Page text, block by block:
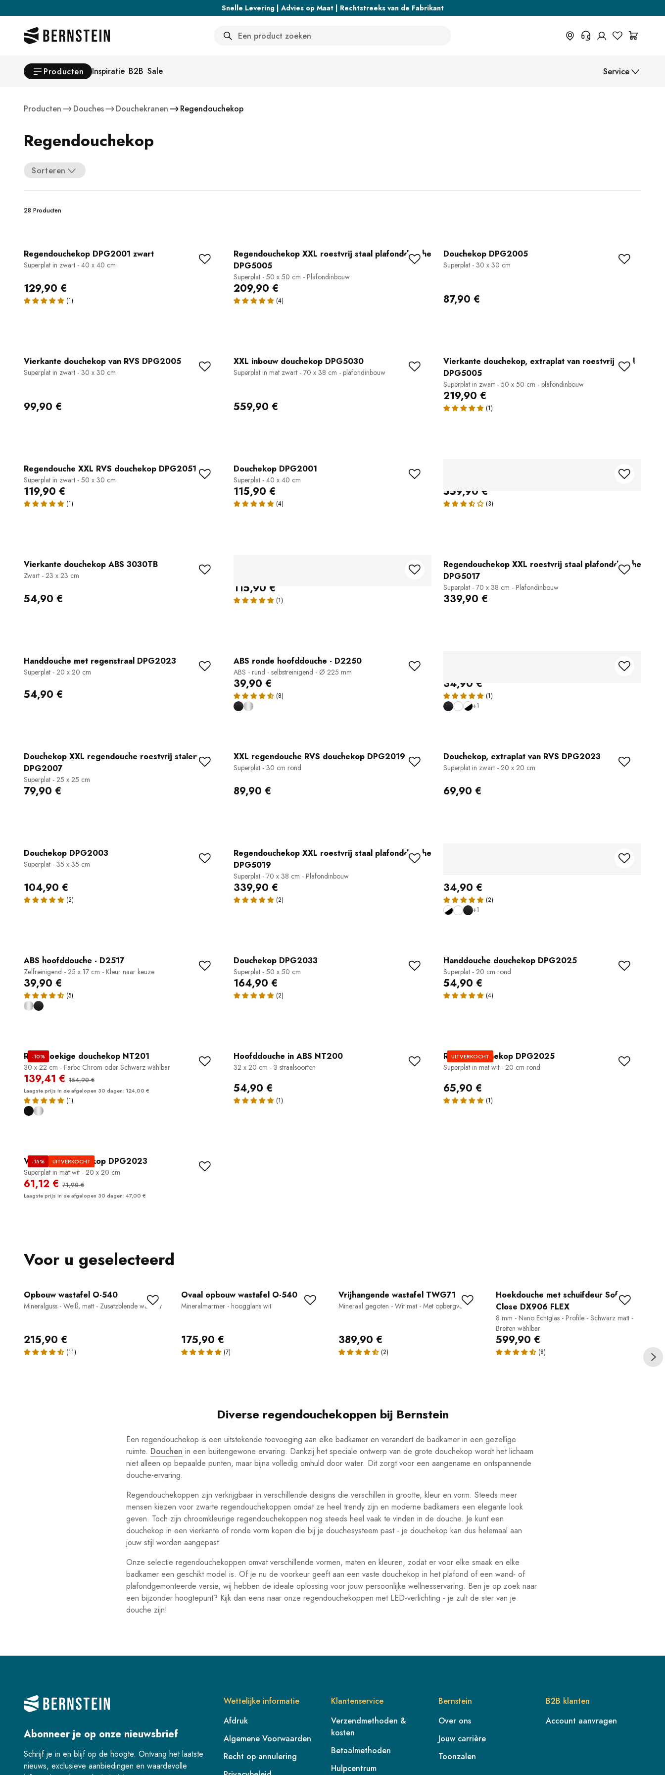
Snelle Levering | Advies op Maat | Rechtstreeks van de Fabrikant
Search
Producten Inspiratie B2B Sale Service
Producten Douches Douchekranen Regendouchekop
Regendouchekop
Sorteren
28 Producten
Regendouchekop DPG2001 zwart
Superplat in zwart - 40 x 40 cm
129,90 €
Regendouchekop XXL roestvrij staal plafonddouche
DPG5005
Superplat - 50 x 50 cm - Plafondinbouw
209,90 €
Douchekop DPG2005
Superplat - 30 x 30 cm
87,90 €
Vierkante douchekop van RVS DPG2005
Superplat in zwart - 30 x 30 cm
99,90 €
XXL inbouw douchekop DPG5030
Superplat in mat zwart - 70 x 38 cm - plafondinbouw
559,90 €
Vierkante douchekop, extraplat van roestvrij staal
DPG5005
Superplat in zwart - 50 x 50 cm - plafondinbouw
219,90 €
Regendouche XXL RVS douchekop DPG2051
Superplat in zwart - 50 x 30 cm
119,90 €
Douchekop DPG2001
Superplat - 40 x 40 cm
115,90 € 559,90 €
Vierkante douchekop ABS 3030TB
Zwart - 23 x 23 cm
54,90 €
115,90 €
Regendouchekop XXL roestvrij staal plafonddouche
DPG5017
Superplat - 70 x 38 cm - Plafondinbouw
339,90 €
Handdouche met regenstraal DPG2023
Superplat - 20 x 20 cm
54,90 €
ABS ronde hoofddouche - D2250
ABS - rund - selbstreinigend - Ø 225 mm
39,90 € 34,90 €
+1
Douchekop XXL regendouche roestvrij stalen
DPG2007
Superplat - 25 x 25 cm
79,90 €
XXL regendouche RVS douchekop DPG2019
Superplat - 30 cm rond
89,90 €
Douchekop, extraplat van RVS DPG2023
Superplat in zwart - 20 x 20 cm
69,90 €
Douchekop DPG2003
Superplat - 35 x 35 cm
104,90 €
Regendouchekop XXL roestvrij staal plafonddouche
DPG5019
Superplat - 70 x 38 cm - Plafondinbouw
339,90 € 34,90 €
+1
ABS hoofddouche - D2517
Zelfreinigend - 25 x 17 cm - Kleur naar keuze
39,90 €
Douchekop DPG2033
Superplat - 50 x 50 cm
164,90 €
Handdouche douchekop DPG2025
Superplat - 20 cm rond
54,90 €
-10%
Rechthoekige douchekop NT201
30 x 22 cm - Farbe Chrom oder Schwarz wählbar
139,41 € 154,90 €
Laagste prijs in de afgelopen 30 dagen: 124,00 €
Hoofddouche in ABS NT200
32 x 20 cm - 3 straalsoorten
54,90 €
UITVERKOCHT
Ronde Douchekop DPG2025
Superplat in mat wit - 20 cm rond
65,90 €
UITVERKOCHT
-15%
Vierkante douchekop DPG2023
Superplat in mat wit - 20 x 20 cm
61,12 € 71,90 €
Laagste prijs in de afgelopen 30 dagen: 47,00 €
Voor u geselecteerd
Opbouw wastafel O-540
Mineralguss - Weiß, matt - Zusatzblende wählbar
215,90 €
Ovaal opbouw wastafel O-540
Mineralmarmer - hoogglans wit
175,90 €
Vrijhangende wastafel TWG71
Mineraal gegoten - Wit mat - Met opbergvak
389,90 €
Hoekdouche met schuifdeur Soft-
Close DX906 FLEX
8 mm - Nano Echtglas - Profile - Schwarz matt -
Breiten wählbar
599,90 €
Diverse regendouchekoppen bij Bernstein
Een regendouchekop is een uitstekende toevoeging aan elke badkamer en verandert de badkamer in een gezellige
ruimte. Douchen in een buitengewone ervaring. Dankzij het speciale ontwerp van de grote douchekop wordt het lichaam
niet alleen op bepaalde punten, maar bijna volledig omhuld door water. Dit zorgt voor een aangename en ontspannende
douche-ervaring.
Regendouchekoppen zijn verkrijgbaar in verschillende designs die verschillen in grootte, kleur en vorm. Steeds meer
mensen kiezen voor zwarte regendouchekoppen omdat ze heel trendy zijn en moderne badkamers een elegante look
geven. Toch zijn chroomkleurige regendouchekoppen nog steeds heel vaak te vinden in de douche. Je kunt een
douchekop in een vierkante of ronde vorm kopen die bij je douchesysteem past - je douchekop kan dus helemaal aan
jouw stijl worden aangepast.
Onze selectie regendouchekoppen omvat verschillende vormen, maten en kleuren, zodat er voor elke smaak en elke
badkamer een geschikt model is. Of je nu de voorkeur geeft aan een vaste douchekop in het plafond of een wand- of
plafondgemonteerde versie, wij hebben de ideale oplossing voor jouw persoonlijke wellnesservaring. Ben je op zoek naar
een bijzonder hoogtepunt? Kijk dan eens naar onze regendouchekoppen met LED-verlichting - je zult de ster van je
douche zijn!
Abonneer je op onze nieuwsbrief
Schrijf je in en blijf op de hoogte. Ontvang het laatste
nieuws, exclusieve aanbiedingen en waardevolle
Wettelijke informatie
Afdruk
Algemene Voorwaarden
Recht op annulering
Bernstein
Over ons
Jouw carrière
Toonzalen
Klantenservice
Verzendmethoden &
kosten
Betaalmethoden
Hulpcentrum
B2B klanten
Account aanvragen